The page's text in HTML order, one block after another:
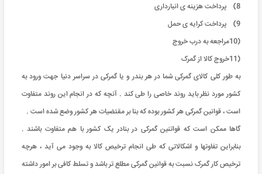
8) پرداخت هزینه ی انبارداری
9) پرداخت کرایه ی حمل
(10مراجعه به درب خروج
(11خروج کالا از گمرک
به طور کلی کالای گمرکی شما در هر بندر و یا گمرکی در سراسر دنیا جهت ورود به
کشور مورد نظر باید روند خاصی را طی کند . آنچه که در انجام این روند متفاوت
است ، قوانین گمرکی هر کشور بوده که بنا بر مقتضیات هر کشور وضع شده است .
گاها ممکن است که قواتنین گمرکی در بنادر یک کشور با هم متفاوت باشند .
بنابراین تفاوتها و اشکالاتی که طی انجام ترخیص کالا به وجود می آید ، هرچه
ترخیص کار گمرک نسبت به قوانین گمرکی مطلع تر باشد و تسلط کافی بر امور داشته